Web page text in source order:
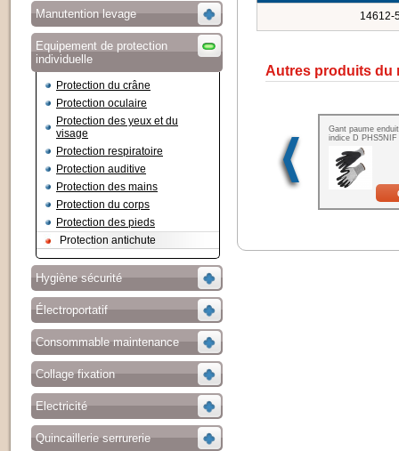
Manutention levage
Equipement de protection
individuelle
Protection du crâne
Protection oculaire
Protection des yeux et du
visage
Protection respiratoire
Protection auditive
Protection des mains
Protection du corps
Protection des pieds
Protection antichute
Hygiène sécurité
Électroportatif
Consommable maintenance
Collage fixation
Electricité
Quincaillerie serrurerie
14612-
Autres produits du
Gant paume
indice D PHS5NIF